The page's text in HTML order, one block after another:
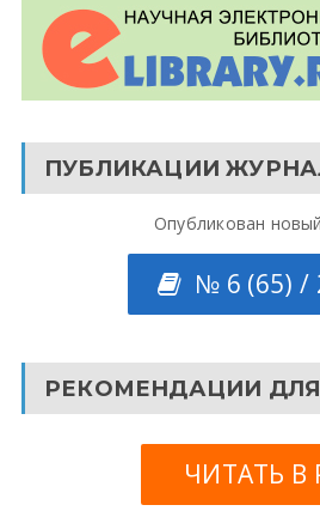
ПУБЛИКАЦИИ
Опубликован
№ 6 (65) /
РЕКОМЕНДАЦИИ
ЧИТАТЬ В